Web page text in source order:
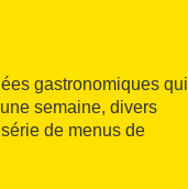
gastronomiques qui
semaine, divers
de menus de